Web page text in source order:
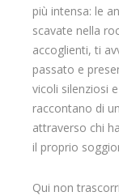
più intensa: le
scavate nella
accoglienti, ti
passato e
vicoli silenziosi
raccontano di
attraverso chi
il proprio
Qui non